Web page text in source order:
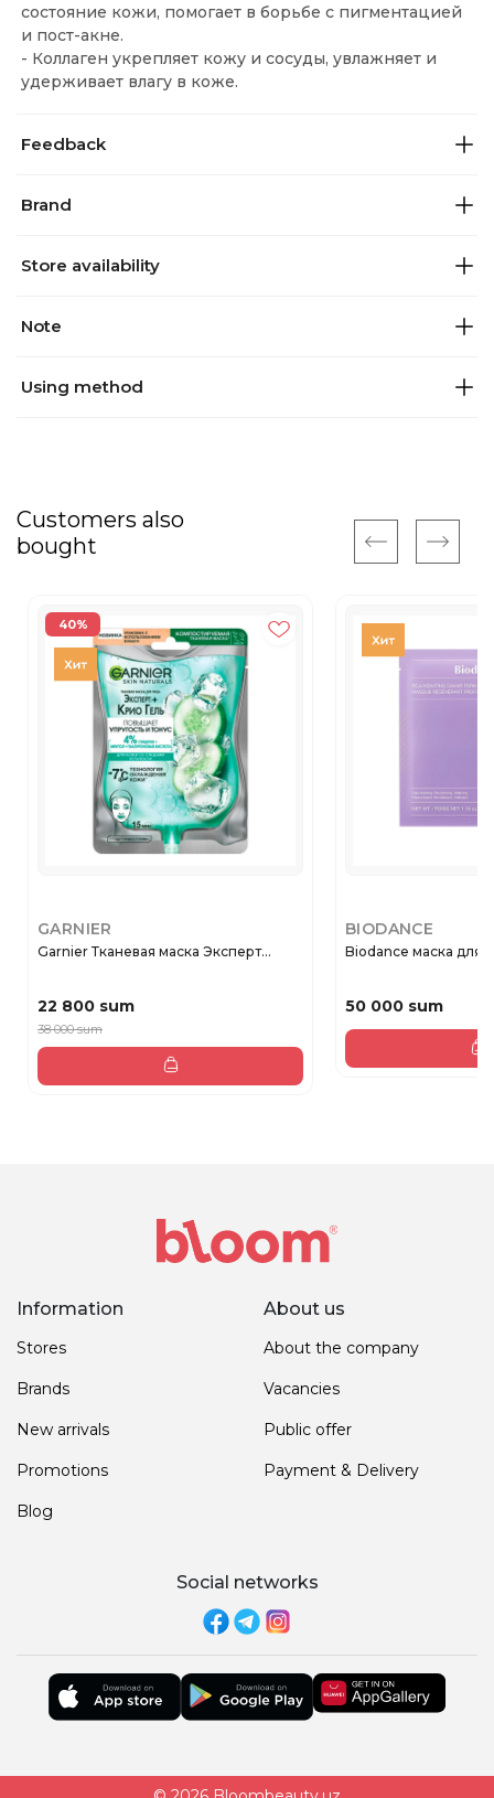
состояние кожи, помогает в борьбе с пигментацией
и пост-акне.
- Коллаген укрепляет кожу и сосуды, увлажняет и
удерживает влагу в коже.
Feedback
Brand
Store availability
Note
Using method
Customers also
bought
40%
GARNIER
Garnier Тканевая маска Эксперт...
22 800 sum
38 000 sum
BIODANCE
Biodance маска для
50 000 sum
Information
Stores
Brands
New arrivals
Promotions
Blog
About us
About the company
Vacancies
Public offer
Payment & Delivery
Social networks